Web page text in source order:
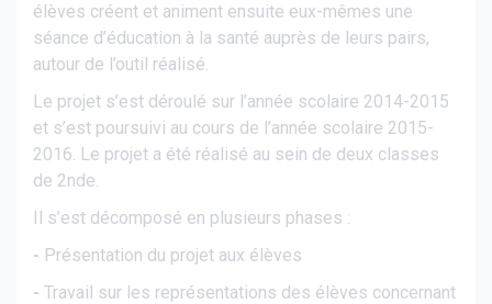
élèves créent et animent ensuite eux-mêmes une
séance d’éducation à la santé auprès de leurs pairs,
autour de l’outil réalisé.
Le projet s’est déroulé sur l’année scolaire 2014-2015
et s’est poursuivi au cours de l’année scolaire 2015-
2016. Le projet a été réalisé au sein de deux classes
de 2nde.
Il s’est décomposé en plusieurs phases :
- Présentation du projet aux élèves
- Travail sur les représentations des élèves concernant